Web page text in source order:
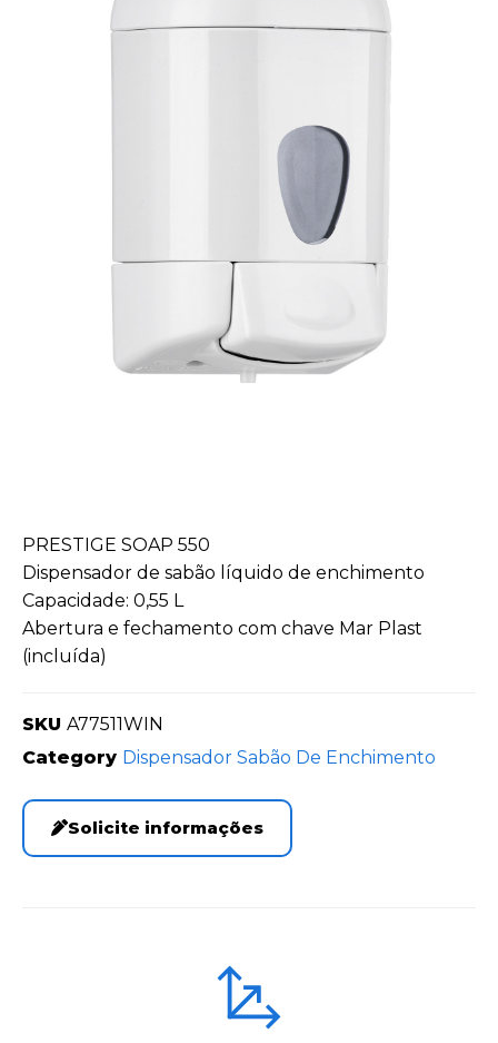
PRESTIGE SOAP 550
Dispensador de sabão líquido de enchimento
Capacidade: 0,55 L
Abertura e fechamento com chave Mar Plast
(incluída)
SKU A77511WIN
Category Dispensador Sabão De Enchimento
Solicite informações